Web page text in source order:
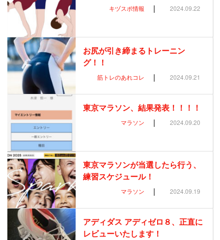
キヅスポ情報 | 2024.09.22
お尻が引き締まるトレーニン
グ！！
筋トレのあれコレ | 2024.09.21
東京マラソン、結果発表！！！！
マラソン | 2024.09.20
東京マラソンが当選したら行う、
練習スケジュール！
マラソン | 2024.09.19
アディダス アディゼロ８、正直に
レビューいたします！